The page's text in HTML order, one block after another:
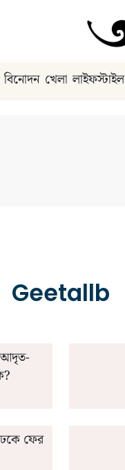
বিনোদন খেলা লাইফস্টাইল
Geetallb
আদৃত-
ফের